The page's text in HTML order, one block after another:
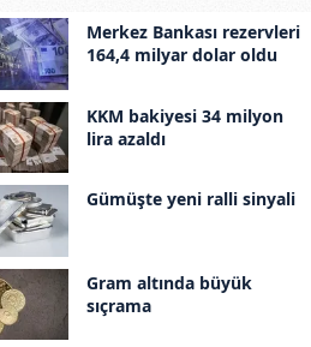
Merkez Bankası rezervleri
164,4 milyar dolar oldu
KKM bakiyesi 34 milyon
lira azaldı
Gümüşte yeni ralli sinyali
Gram altında büyük
sıçrama